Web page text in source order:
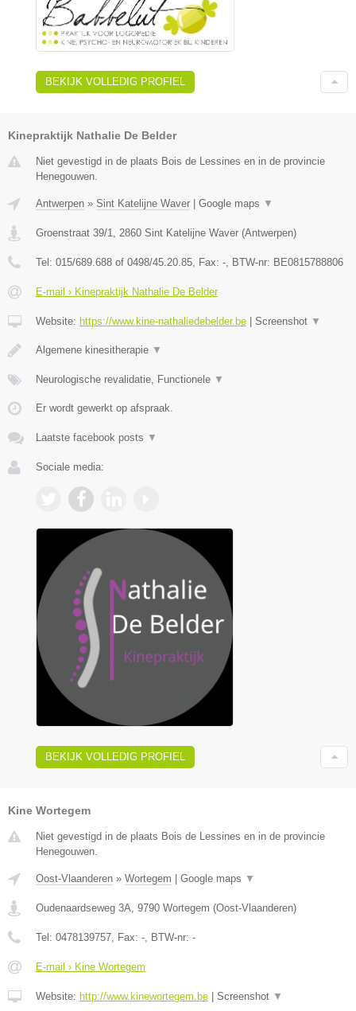
BEKIJK VOLLEDIG PROFIEL
Kinepraktijk Nathalie De Belder
Niet gevestigd in de plaats Bois de Lessines en in de provincie
Henegouwen.
Antwerpen » Sint Katelijne Waver Google maps ▼
Groenstraat 39/1, 2860 Sint Katelijne Waver (Antwerpen)
Tel: 015/689.688 of 0498/45.20.85, Fax: -, BTW-nr: BE0815788806
E-mail › Kinepraktijk Nathalie De Belder
Website: https://www.kine-nathaliedebelder.be Screenshot ▼
Algemene kinesitherapie ▼
Neurologische revalidatie, Functionele ▼
Er wordt gewerkt op afspraak.
Laatste facebook posts ▼
Sociale media:
BEKIJK VOLLEDIG PROFIEL
Kine Wortegem
Niet gevestigd in de plaats Bois de Lessines en in de provincie
Henegouwen.
Oost-Vlaanderen » Wortegem Google maps ▼
Oudenaardseweg 3A, 9790 Wortegem (Oost-Vlaanderen)
Tel: 0478139757, Fax: -, BTW-nr: -
E-mail › Kine Wortegem
Website: http://www.kinewortegem.be Screenshot ▼